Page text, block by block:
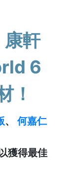
康軒
6
！
、何嘉仁
獲得最佳